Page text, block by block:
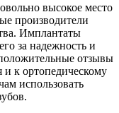
высокое место
производители
Имплантаты
за надежность и
отзывы
и к ортопедическому
использовать